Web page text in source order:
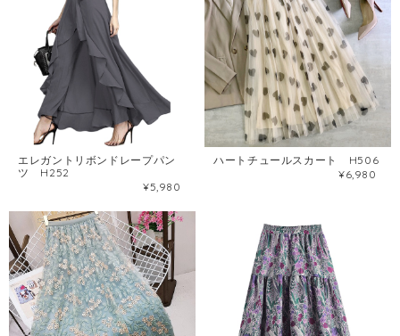
エレガントリボンドレープパン
ツ H252
¥5,980
ハートチュールスカート H506
¥6,980